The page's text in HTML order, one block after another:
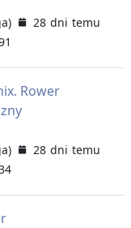
28 dni temu
Rower
28 dni temu